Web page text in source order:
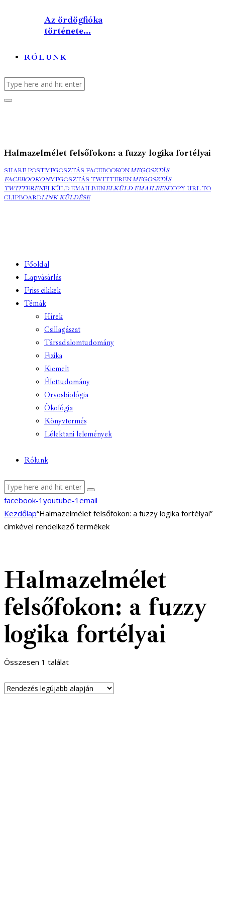
Az ördögfióka
története...
RÓLUNK
Halmazelmélet felsőfokon: a fuzzy logika fortélyai
SHARE POSTMEGOSZTÁS FACEBOOKONMEGOSZTÁS
FACEBOOKONMEGOSZTÁS TWITTERENMEGOSZTÁS
TWITTERENELKÜLD EMAILBENELKÜLD EMAILBENCOPY URL TO
CLIPBOARDLINK KÜLDÉSE
Főoldal
Lapvásárlás
Friss cikkek
Témák
Hírek
Csillagászat
Társadalomtudomány
Fizika
Kiemelt
Élettudomány
Orvosbiológia
Ökológia
Könyvtermés
Lélektani lelemények
Rólunk
facebook-1 youtube-1 email
Kezdőlap“Halmazelmélet felsőfokon: a fuzzy logika fortélyai”
címkével rendelkező termékek
Halmazelmélet
felsőfokon: a fuzzy
logika fortélyai
Összesen 1 találat